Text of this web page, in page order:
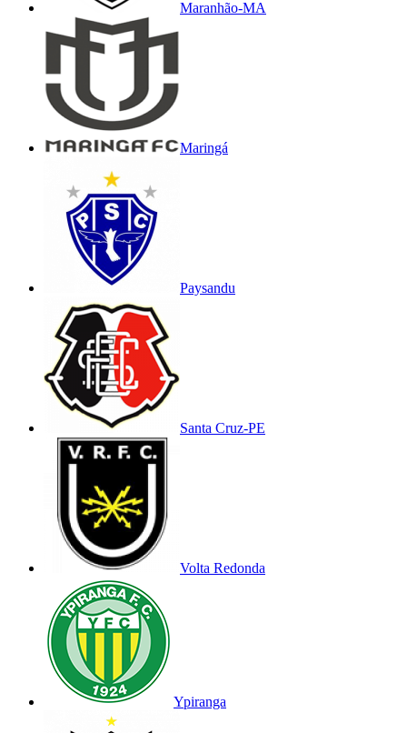
Maranhão-MA
Maringá
Paysandu
Santa Cruz-PE
Volta Redonda
Ypiranga